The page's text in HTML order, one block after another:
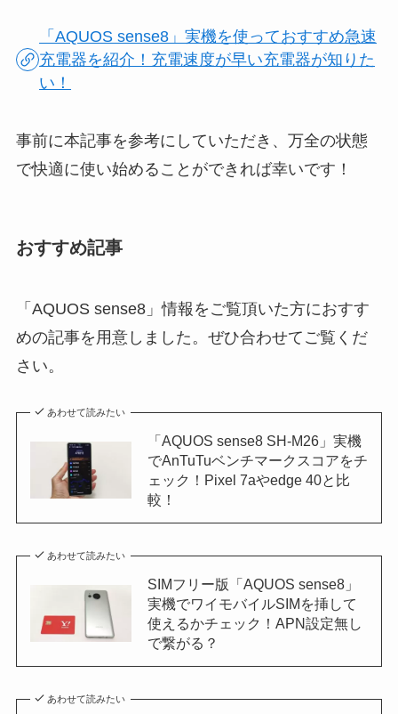
「AQUOS sense8」実機を使っておすすめ急速
充電器を紹介！充電速度が早い充電器が知りた
い！
事前に本記事を参考にしていただき、万全の状態
で快適に使い始めることができれば幸いです！
おすすめ記事
「AQUOS sense8」情報をご覧頂いた方におすす
めの記事を用意しました。ぜひ合わせてご覧くだ
さい。
あわせて読みたい
「AQUOS sense8 SH-M26」実機
でAnTuTuベンチマークスコアをチ
ェック！Pixel 7aやedge 40と比
較！
あわせて読みたい
SIMフリー版「AQUOS sense8」
実機でワイモバイルSIMを挿して
使えるかチェック！APN設定無し
で繋がる？
あわせて読みたい